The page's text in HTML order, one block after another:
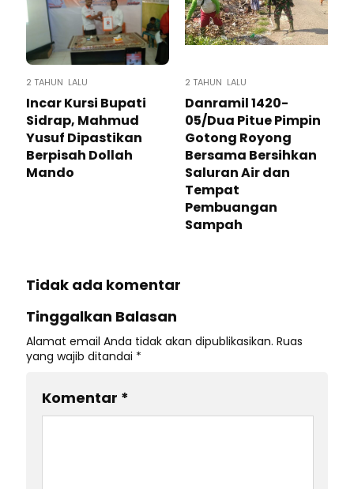
2 TAHUN LALU
Incar Kursi Bupati
Sidrap, Mahmud
Yusuf Dipastikan
Berpisah Dollah
Mando
2 TAHUN LALU
Danramil 1420-
05/Dua Pitue Pimpin
Gotong Royong
Bersama Bersihkan
Saluran Air dan
Tempat
Pembuangan
Sampah
Tidak ada komentar
Tinggalkan Balasan
Alamat email Anda tidak akan dipublikasikan. Ruas
yang wajib ditandai *
Komentar *